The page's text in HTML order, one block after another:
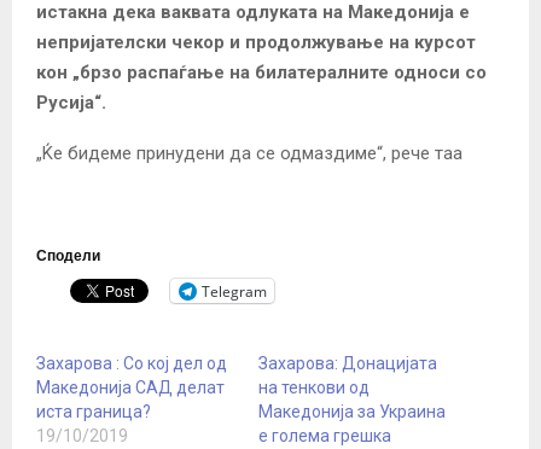
истакна дека ваквата одлуката на Македонија е
непријателски чекор и продолжување на курсот
кон „брзо распаѓање на билатералните односи со
Русија“.
„Ќе бидеме принудени да се одмаздиме“, рече таа
Сподели
Telegram
Захарова : Со кој дел од
Македонија САД делат
иста граница?
19/10/2019
Захарова: Донацијата
на тенкови од
Македонија за Украина
е голема грешка